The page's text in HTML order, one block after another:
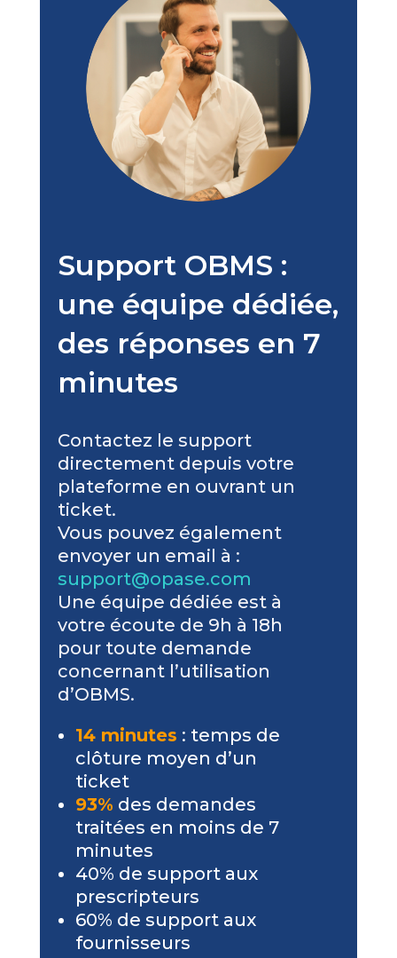
Support OBMS :
une équipe dédiée,
des réponses en 7
minutes
Contactez le support
directement depuis votre
plateforme en ouvrant un
ticket.
Vous pouvez également
envoyer un email à :
support@opase.com
Une équipe dédiée est à
votre écoute de 9h à 18h
pour toute demande
concernant l’utilisation
d’OBMS.
14 minutes : temps de
clôture moyen d’un
ticket
93% des demandes
traitées en moins de 7
minutes
40% de support aux
prescripteurs
60% de support aux
fournisseurs